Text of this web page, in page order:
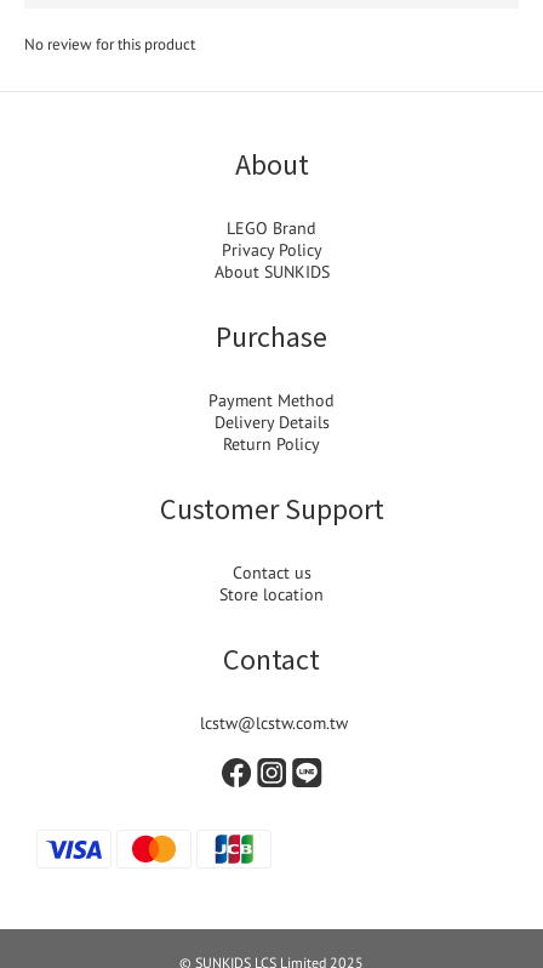
No review for this product
About
LEGO Brand
Privacy Policy
About SUNKIDS
Purchase
Payment Method
Delivery Details
Return Policy
Customer Support
Contact us
Store location
Contact
lcstw@lcstw.com.tw
© SUNKIDS LCS Limited 2025